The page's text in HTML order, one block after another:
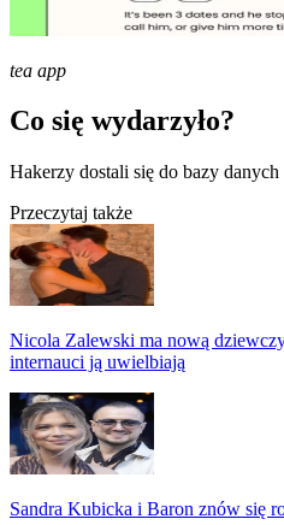
tea app
Co się wydarzyło?
Hakerzy dostali się do bazy
Przeczytaj także
Nicola Zalewski ma nową
internauci ją uwielbiają
Sandra Kubicka i Baron znów się